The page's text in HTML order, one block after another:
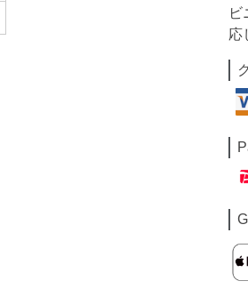
ビ
応